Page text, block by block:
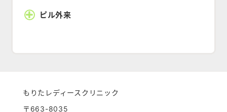
ピル外来
もりたレディースクリニック
〒663-8035